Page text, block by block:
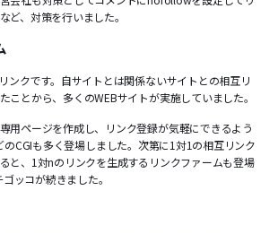
ど、対策を行いました。
ンクです。自サイトとは関係ないサイトとの相互リ
ことから、多くのWEBサイトが実施していました。
用ページを作成し、リンク登録が気軽にできるよう
のCGIも多く登場しました。次第に1対1の相互リンク
と、1対nのリンクを生成するリンクファームも登場
ッコが続きました。